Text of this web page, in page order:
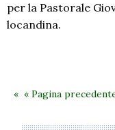
per la Pastorale
locandina.
« Pagina